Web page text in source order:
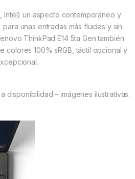
Intel) un aspecto contemporáneo y
unas entradas más fluidas y sin
ThinkPad E14 5ta Gen también
colores 100% sRGB, táctil opcional y
disponibilidad – imágenes ilustrativas.